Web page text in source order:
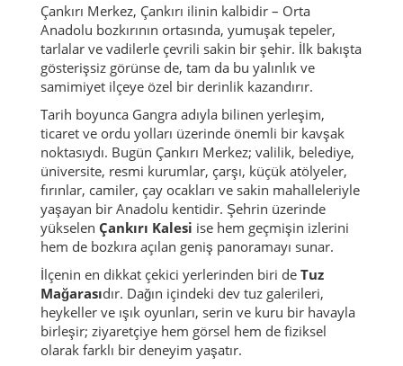
Çankırı Merkez, Çankırı ilinin kalbidir – Orta
Anadolu bozkırının ortasında, yumuşak tepeler,
tarlalar ve vadilerle çevrili sakin bir şehir. İlk bakışta
gösterişsiz görünse de, tam da bu yalınlık ve
samimiyet ilçeye özel bir derinlik kazandırır.
Tarih boyunca Gangra adıyla bilinen yerleşim,
ticaret ve ordu yolları üzerinde önemli bir kavşak
noktasıydı. Bugün Çankırı Merkez; valilik, belediye,
üniversite, resmi kurumlar, çarşı, küçük atölyeler,
fırınlar, camiler, çay ocakları ve sakin mahalleleriyle
yaşayan bir Anadolu kentidir. Şehrin üzerinde
yükselen Çankırı Kalesi ise hem geçmişin izlerini
hem de bozkıra açılan geniş panoramayı sunar.
İlçenin en dikkat çekici yerlerinden biri de Tuz
Mağarasıdır. Dağın içindeki dev tuz galerileri,
heykeller ve ışık oyunları, serin ve kuru bir havayla
birleşir; ziyaretçiye hem görsel hem de fiziksel
olarak farklı bir deneyim yaşatır.